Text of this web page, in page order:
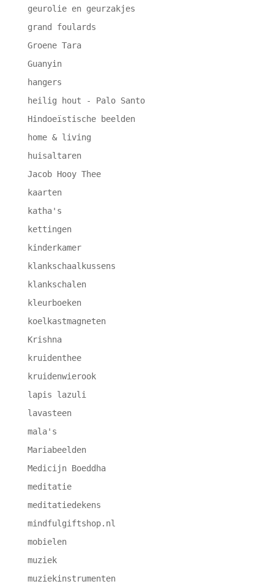
geurolie en geurzakjes
grand foulards
Groene Tara
Guanyin
hangers
heilig hout - Palo Santo
Hindoeïstische beelden
home & living
huisaltaren
Jacob Hooy Thee
kaarten
katha's
kettingen
kinderkamer
klankschaalkussens
klankschalen
kleurboeken
koelkastmagneten
Krishna
kruidenthee
kruidenwierook
lapis lazuli
lavasteen
mala's
Mariabeelden
Medicijn Boeddha
meditatie
meditatiedekens
mindfulgiftshop.nl
mobielen
muziek
muziekinstrumenten